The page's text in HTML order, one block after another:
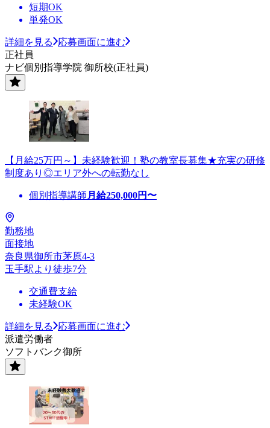
短期OK
単発OK
詳細を見る
応募画面に進む
正社員
ナビ個別指導学院 御所校(正社員)
【月給25万円～】未経験歓迎！塾の教室長募集★充実の研修
制度あり◎エリア外への転勤なし
個別指導講師 月給250,000円〜
勤務地
面接地
奈良県御所市茅原4-3
玉手駅より徒歩7分
交通費支給
未経験OK
詳細を見る
応募画面に進む
派遣労働者
ソフトバンク御所